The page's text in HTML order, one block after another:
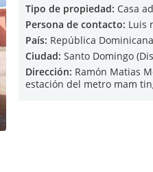
Tipo de propiedad: Casa
Persona de contacto: Luis
País: República Dominicana
Ciudad: Santo Domingo
Dirección: Ramón Matias
estación del metro mam